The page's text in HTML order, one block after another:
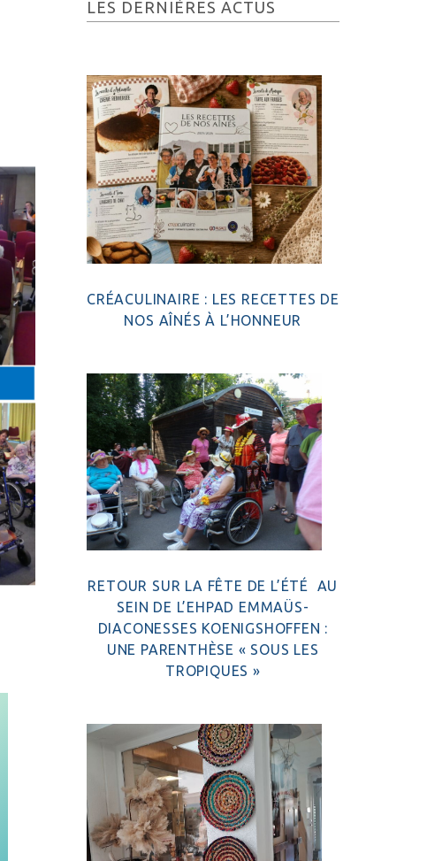
Barre
latérale
principale
LES DERNIÈRES ACTUS
CRÉACULINAIRE : LES RECETTES DE
NOS AÎNÉS À L’HONNEUR
RETOUR SUR LA FÊTE DE L’ÉTÉ AU
SEIN DE L’EHPAD EMMAÜS-
DIACONESSES KOENIGSHOFFEN :
UNE PARENTHÈSE « SOUS LES
TROPIQUES »